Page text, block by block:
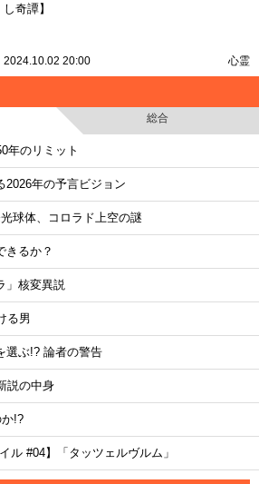
し奇譚】
2024.10.02 20:00 心霊
総合
年のリミット
2026年の予言ビジョン
球体、コロラド上空の謎
きるか？
」核変異説
る男
選ぶ!? 論者の警告
説の中身
!?
ル #04】「タッツェルヴルム」